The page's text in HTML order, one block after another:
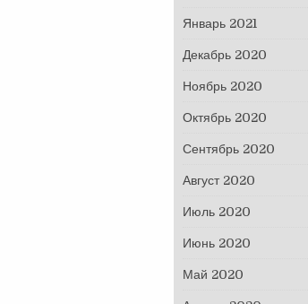
Январь 2021
Декабрь 2020
Ноябрь 2020
Октябрь 2020
Сентябрь 2020
Август 2020
Июль 2020
Июнь 2020
Май 2020